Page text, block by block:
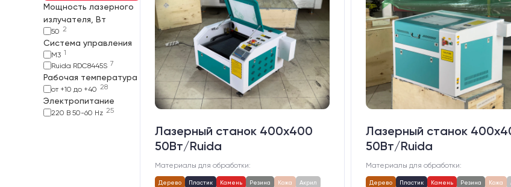
Мощность лазерного
излучателя, Вт
50 2
Система управления
M3 1
Ruida RDC8445S 7
Рабочая температура
от +10 до +40 28
Электропитание
220 В 50-60 Hz 25
Лазерный станок 400х400
50Вт/Ruida
Материалы для обработки:
Дерево Пластик Камень Резина Кожа
Акрил
Лазерный станок
50Вт/Ruida
Материалы для обработки:
Дерево Пластик Камень Резина Кожа